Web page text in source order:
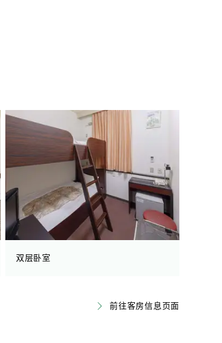
双层卧室
前往客房信息页面